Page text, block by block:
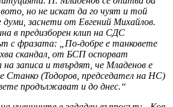
но не искат да го чуят и той
думи, заснети от Евгений Михайлов.
в предизборен клип на СДС
с фразата: „По-добре е танковете
скандал, от БСП оспорват
записа и твърдят, че Младенов е
Станко (Тодоров, председател на НС)
продължават и до днес.“